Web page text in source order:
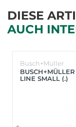
DIESE
AUCH
Busch+Müller
LINE SMALL (.)